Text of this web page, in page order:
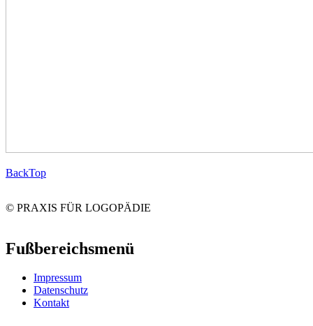
BackTop
© PRAXIS FÜR LOGOPÄDIE
Fußbereichsmenü
Impressum
Datenschutz
Kontakt